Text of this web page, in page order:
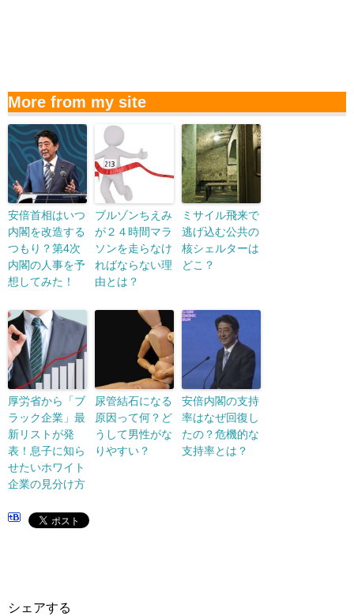
More from my site
安倍首相はいつ
内閣を改造する
つもり？第4次
内閣の人事を予
想してみた！
ブルゾンちえみ
が２４時間マラ
ソンを走らなけ
ればならない理
由とは？
ミサイル飛来で
逃げ込む公共の
核シェルターは
どこ？
厚労省から「ブ
ラック企業」最
新リストが発
表！息子に知ら
せたいホワイト
企業の見分け方
尿管結石になる
原因って何？ど
うして男性がな
りやすい？
安倍内閣の支持
率はなぜ回復し
たの？危機的な
支持率とは？
シェアする